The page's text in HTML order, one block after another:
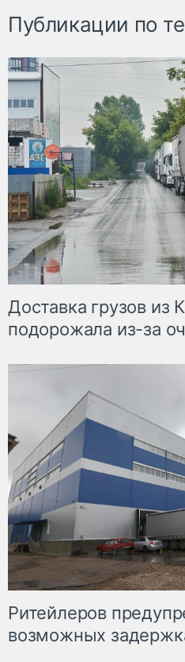
Публикации по
Доставка грузов из
подорожала из-за
Ритейлеров
возможных